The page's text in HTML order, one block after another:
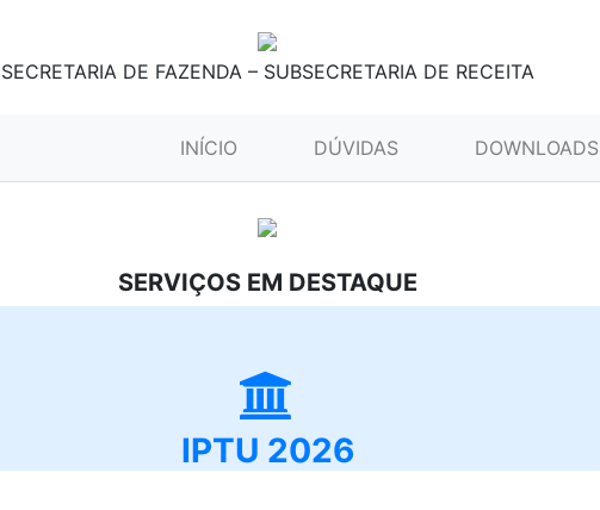
SECRETARIA DE FAZENDA – SUBSECRETARIA DE RECEITA
INÍCIO (CURRENT)DÚVIDAS DOWNLOADS
SERVIÇOS EM DESTAQUE
IPTU 2026